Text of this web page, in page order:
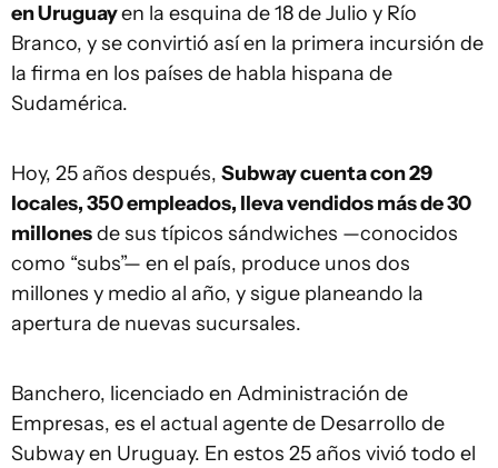
en Uruguayen la esquina de 18 de Julio y Río
Branco, y se convirtió así en la primera incursión de
la firma en los países de habla hispana de
Sudamérica.
Hoy, 25 años después, Subway cuenta con 29
locales, 350 empleados, lleva vendidos más de 30
millonesde sus típicos sándwiches —conocidos
como “subs”— en el país, produce unos dos
millones y medio al año, y sigue planeando la
apertura de nuevas sucursales.
Banchero, licenciado en Administración de
Empresas, es el actual agente de Desarrollo de
Subway en Uruguay. En estos 25 años vivió todo el